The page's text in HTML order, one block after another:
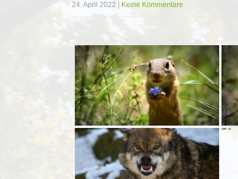
24. April 2022 Keine Kommentare